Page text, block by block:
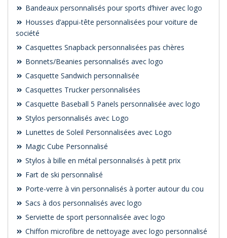
Bandeaux personnalisés pour sports d’hiver avec logo
Housses d’appui-tête personnalisées pour voiture de
société
Casquettes Snapback personnalisées pas chères
Bonnets/Beanies personnalisés avec logo
Casquette Sandwich personnalisée
Casquettes Trucker personnalisées
Casquette Baseball 5 Panels personnalisée avec logo
Stylos personnalisés avec Logo
Lunettes de Soleil Personnalisées avec Logo
Magic Cube Personnalisé
Stylos à bille en métal personnalisés à petit prix
Fart de ski personnalisé
Porte-verre à vin personnalisés à porter autour du cou
Sacs à dos personnalisés avec logo
Serviette de sport personnalisée avec logo
Chiffon microfibre de nettoyage avec logo personnalisé